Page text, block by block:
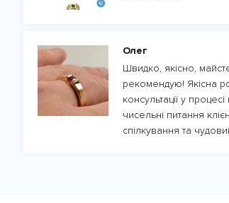
Олег
Швидко, якісно,
рекомендую! Якісна
консультації у
чисельні питання
спілкування та